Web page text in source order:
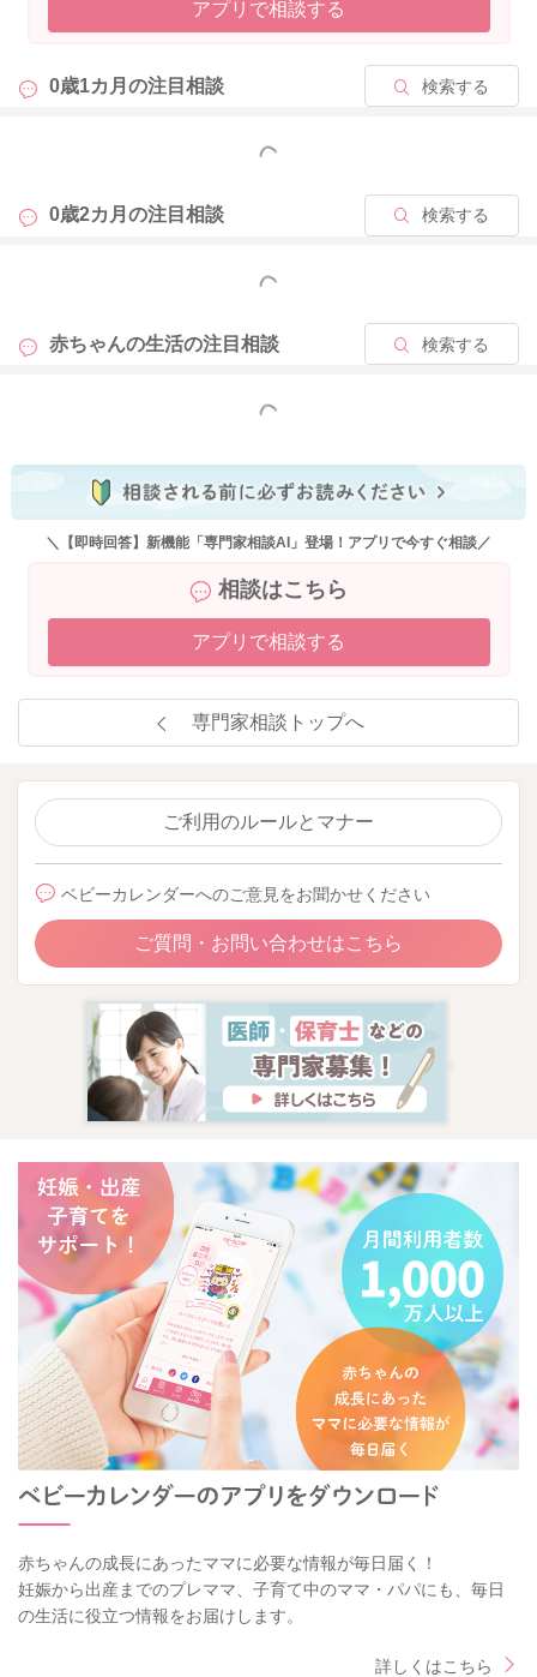
アプリで相談する
0歳1カ月の注目相談 検索する
もっと見る
0歳2カ月の注目相談 検索する
もっと見る
赤ちゃんの生活の注目相談 検索する
もっと見る
＼【即時回答】新機能「専門家相談AI」登場！アプリで今すぐ相談／
相談はこちら
アプリで相談する
専門家相談トップへ
ご利用のルールとマナー
ベビーカレンダーへのご意見をお聞かせください
ご質問・お問い合わせはこちら
赤ちゃんの成長にあったママに必要な情報が毎日届く！
妊娠から出産までのプレママ、子育て中のママ・パパにも、毎日
の生活に役立つ情報をお届けします。
詳しくはこちら